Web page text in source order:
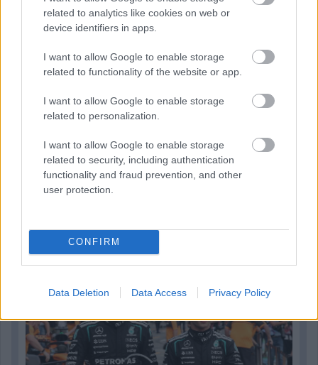
related to analytics like cookies on web or
device identifiers in apps.
I want to allow Google to enable storage
related to functionality of the website or app.
I want to allow Google to enable storage
related to personalization.
I want to allow Google to enable storage
related to security, including authentication
functionality and fraud prevention, and other
user protection.
CONFIRM
Data Deletion Data Access Privacy Policy
Kövess minket a Facebookon
Parc Fermé
1 órája